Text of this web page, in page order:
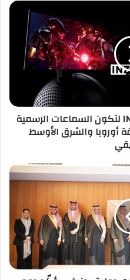
سوني تعلن اختيار INZONE H9 II لتكون السماعات الرسمية
أوروبا والشرق الأوسط